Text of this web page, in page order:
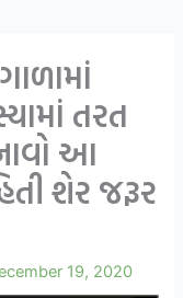
તરત
આ
શેર જરૂર
19, 2020